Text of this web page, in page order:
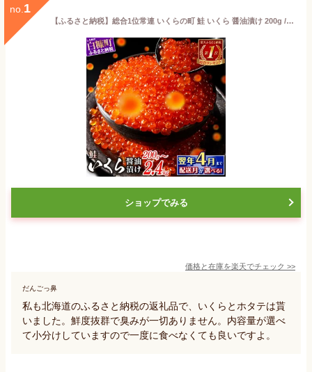
no. 1
【ふるさと納税】総合1位常連 いくらの町 鮭 いくら 醤油漬け 200g / 400g / 800g / 1.6kg / 2.4kg 200gパック【内容量が選べる】 ふるさと納税 いくら 海鮮 北海道 イクラ 小分け ふるさと ランキング 人気 高評価 白糠町
ショップでみる
価格と在庫を楽天でチェック >>
だんごっ鼻
私も北海道のふるさと納税の返礼品で、いくらとホタテは貰
いました。鮮度抜群で臭みが一切ありません。内容量が選べ
て小分けしていますので一度に食べなくても良いですよ。